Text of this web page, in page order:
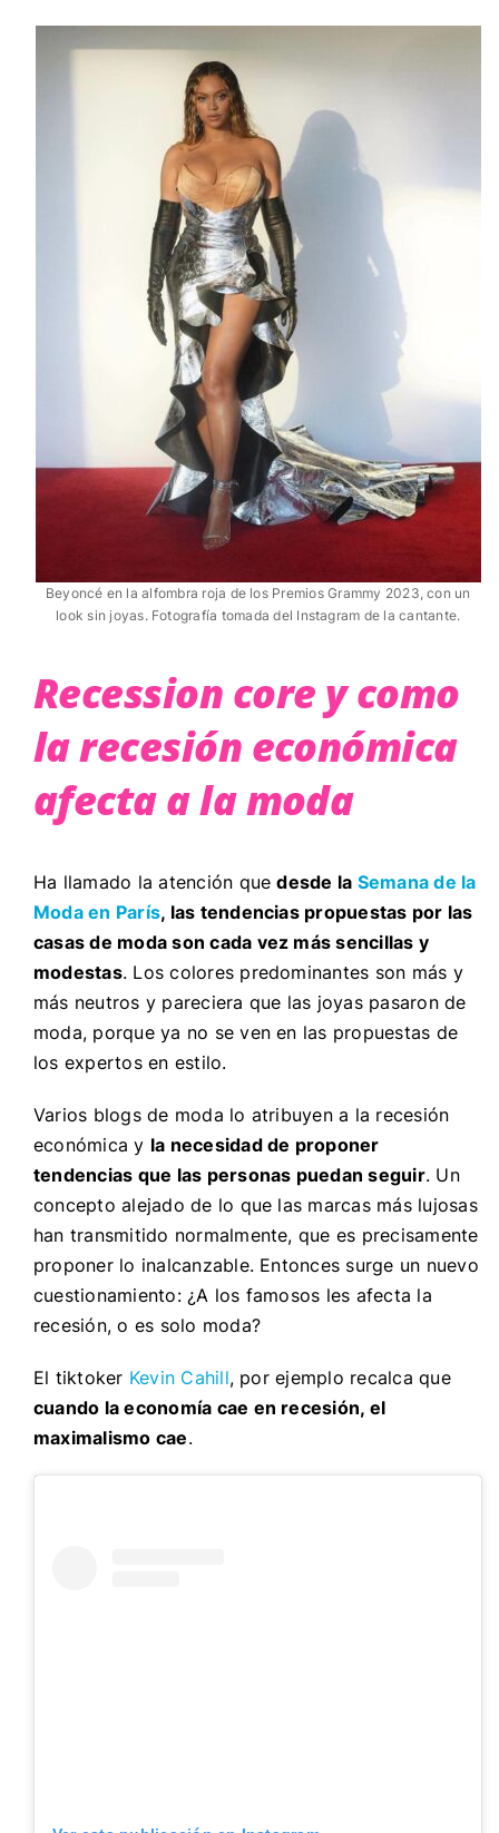
Beyoncé en la alfombra roja de los Premios Grammy 2023, con un
look sin joyas. Fotografía tomada del Instagram de la cantante.
Recession core y como
la recesión económica
afecta a la moda
Ha llamado la atención quedesde la Semana de la
Moda en París, las tendencias propuestas por las
casas de moda son cada vez más sencillas y
modestas. Los colores predominantes son más y
más neutros y pareciera que las joyas pasaron de
moda, porque ya no se ven en las propuestas de
los expertos en estilo.
Varios blogs de moda lo atribuyen a la recesión
económica y la necesidad de proponer
tendencias que las personas puedan seguir. Un
concepto alejado de lo que las marcas más lujosas
han transmitido normalmente, que es precisamente
proponer lo inalcanzable. Entonces surge un nuevo
cuestionamiento: ¿A los famosos les afecta la
recesión, o es solo moda?
El tiktoker Kevin Cahill, por ejemplo recalca que
cuando la economía cae en recesión, el
maximalismo cae.